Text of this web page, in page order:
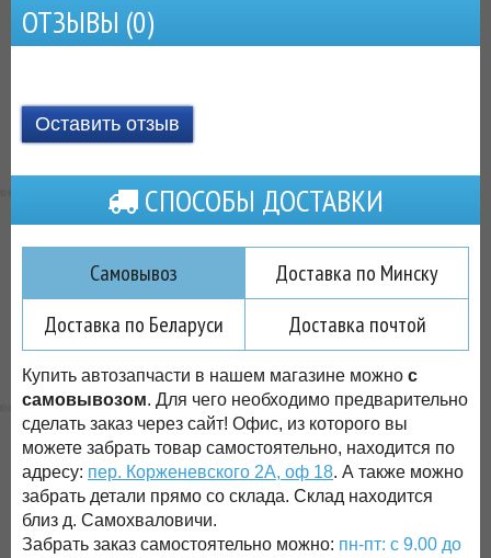
ОТЗЫВЫ (0)
Оставить отзыв
СПОСОБЫ ДОСТАВКИ
Самовывоз
Доставка по Минску
Доставка по Беларуси
Доставка почтой
Купить автозапчасти в нашем магазине можно с
самовывозом. Для чего необходимо предварительно
сделать заказ через сайт! Офис, из которого вы
можете забрать товар самостоятельно, находится по
адресу: пер. Корженевского 2А, оф 18. А также можно
забрать детали прямо со склада. Склад находится
близ д. Самохваловичи.
Забрать заказ самостоятельно можно: пн-пт: с 9.00 до